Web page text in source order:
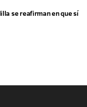
se reafirman en que sí